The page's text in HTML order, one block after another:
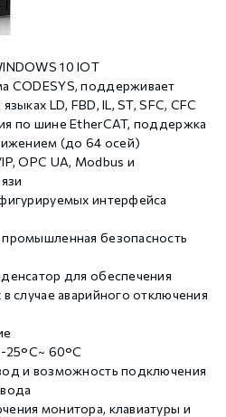
10 IOT
CODESYS, поддерживает
LD, FBD, IL, ST, SFC, CFC
по шине EtherCAT, поддержка
(до 64 осей)
OPC UA, Modbus и
интерфейса
безопасность
для обеспечения
случае аварийного отключения
25°C~ 60°C
и возможность подключения
монитора, клавиатуры и